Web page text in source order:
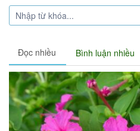
Đọc nhiều Bình luận nhiều